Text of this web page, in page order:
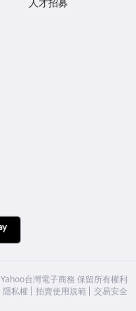
Yahoo台灣電子商務 保留所有權利
隱私權 拍賣使用規範 交易安全